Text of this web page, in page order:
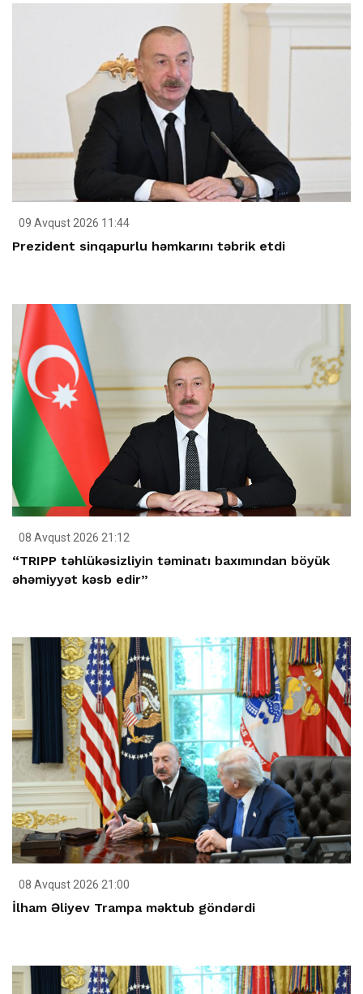
09 Avqust 2026 11:44
Prezident sinqapurlu həmkarını təbrik etdi
08 Avqust 2026 21:12
“TRIPP təhlükəsizliyin təminatı baxımından böyük
əhəmiyyət kəsb edir”
08 Avqust 2026 21:00
İlham Əliyev Trampa məktub göndərdi